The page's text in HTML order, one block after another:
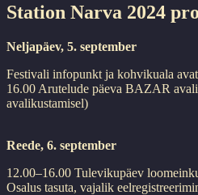
Station Narva 2024
Neljapäev, 5. september
Festivali infopunkt ja kohvikuala
16.00 Arutelude päeva BAZAR
avalikustamisel)
Reede, 6. september
12.00–16.00 Tulevikupäev
Osalus tasuta, vajalik